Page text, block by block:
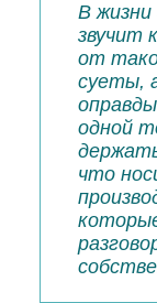
В
звучит
от
суеты,
одной
что